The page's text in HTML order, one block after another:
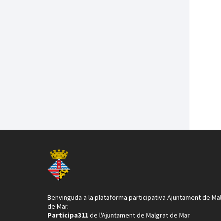
Benvinguda a la plataforma participativa Ajuntament de
de Mar.
Participa311de l'Ajuntament de Malgrat de Mar